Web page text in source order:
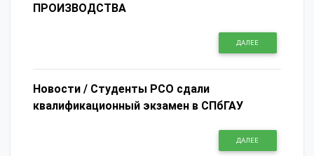
ПРОИЗВОДСТВА
ДАЛЕЕ
Новости / Студенты РСО сдали
квалификационный экзамен в СПбГАУ
ДАЛЕЕ